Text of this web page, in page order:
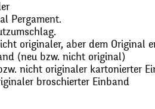
Pergament.
originaler, aber dem Original
(neu bzw. nicht original)
nicht originaler kartonierter
broschierter Einband